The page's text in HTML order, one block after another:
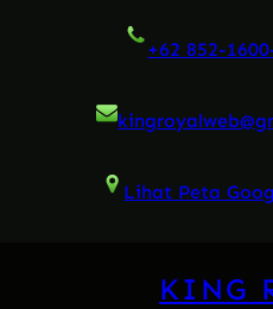
+62 852-
Lihat Peta
KING